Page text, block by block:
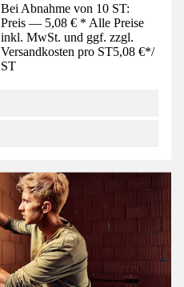
Bei Abnahme von 10 ST:
Preis — 5,08 € * Alle Preise
inkl. MwSt. und ggf. zzgl.
Versandkosten pro ST5,08 €*/
ST